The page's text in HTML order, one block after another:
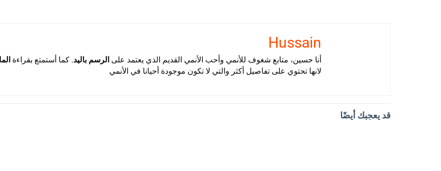
Hussain
أنا حسين، متابع شغوف للأنمي وأحب الأنمي القديم الذي يعتمد على الرسم باليد. كما أستمتع بقراءة
لانها تحتوي على تفاصيل أكثر والتي لا تكون موجودة أحيانا في الأنمي
قد يعجبك أيضًا